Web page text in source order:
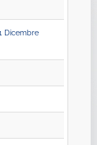
Dicembre